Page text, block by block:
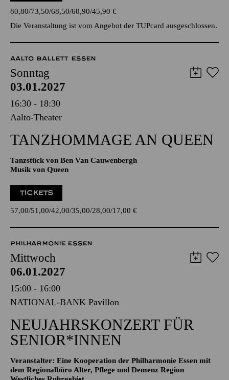
TICKETS
80,80 73,50 68,50 60,90 45,90€
Die Veranstaltung ist vom Angebot der TUPcard ausgeschlossen.
AALTO BALLETT ESSEN
Sonntag
03.01.2027
16:30 - 18:30
TANZ­HOMMAGE AN QUEEN
Tanzstück von Ben Van Cauwenbergh
Musik von Queen
57,00 51,00 42,00 35,00
PHILHARMONIE ESSEN
Mittwoch
06.01.2027
15:00 - 16:00
NATIONAL-BANK Pavillon
NEUJAHRSKONZERT FÜR
SENIOR*INNEN